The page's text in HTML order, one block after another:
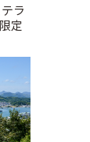
ラ
定